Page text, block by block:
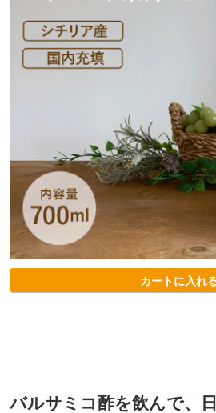
カートに入れ
バルサミコ酢を飲んで、